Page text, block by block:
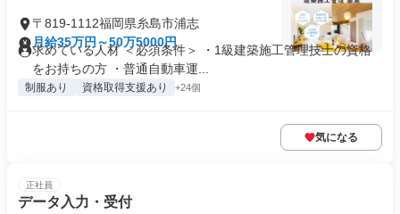
〒819-1112福岡県糸島市浦志
月給35万円～50万5000円
求めている人材 ＜必須条件＞ ・1級建築施工管理技士の資格
をお持ちの方 ・普通自動車運...
制服あり 資格取得支援あり +24個
気になる
正社員
データ入力・受付